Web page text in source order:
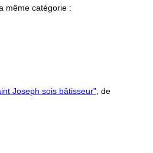
même catégorie :
Joseph sois bâtisseur" , de